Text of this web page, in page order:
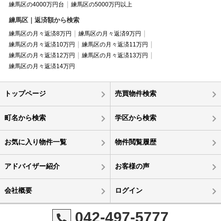
練馬区の4000万円台
練馬区の5000万円以上
練馬区｜返済額から検索
練馬区の月々返済8万円
練馬区の月々返済9万円
練馬区の月々返済10万円
練馬区の月々返済11万円
練馬区の月々返済12万円
練馬区の月々返済13万円
練馬区の月々返済14万円
トップページ 売買物件検索
町名から検索 学区から検索
お気に入り物件一覧 物件閲覧履歴
アドバイザー紹介 お客様の声
会社概要 ログイン
042-497-5777